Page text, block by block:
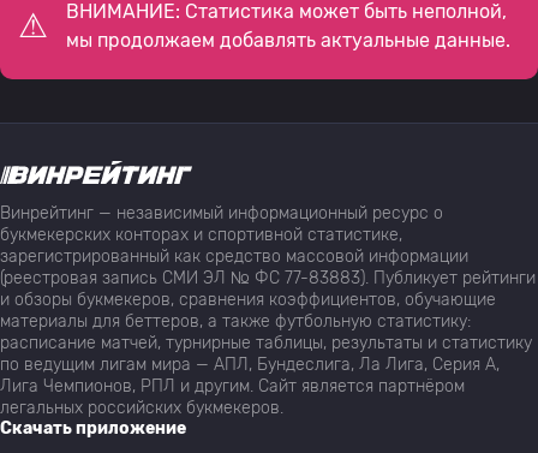
ВНИМАНИЕ: Статистика может быть неполной,
мы продолжаем добавлять актуальные данные.
Винрейтинг — независимый информационный ресурс о
букмекерских конторах и спортивной статистике,
зарегистрированный как средство массовой информации
(реестровая запись СМИ ЭЛ № ФС 77-83883). Публикует рейтинги
и обзоры букмекеров, сравнения коэффициентов, обучающие
материалы для беттеров, а также футбольную статистику:
расписание матчей, турнирные таблицы, результаты и статистику
по ведущим лигам мира — АПЛ, Бундеслига, Ла Лига, Серия А,
Лига Чемпионов, РПЛ и другим. Сайт является партнёром
легальных российских букмекеров.
Скачать приложение